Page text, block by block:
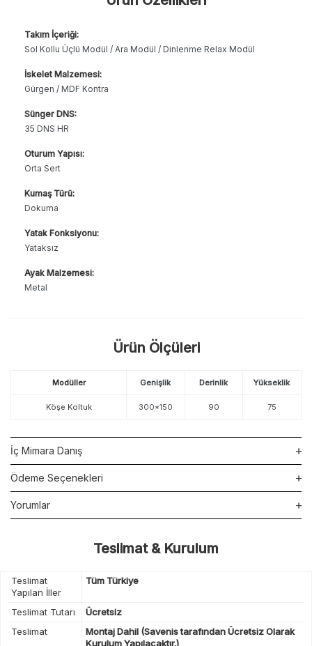
Takım İçeriği:
Sol Kollu Üçlü Modül / Ara Modül / Dinlenme Relax Modül
İskelet Malzemesi:
Gürgen / MDF Kontra
Sünger DNS:
35 DNS HR
Oturum Yapısı:
Orta Sert
Kumaş Türü:
Dokuma
Yatak Fonksiyonu:
Yataksız
Ayak Malzemesi:
Metal
Ürün Ölçüleri
Modüller Genişlik Derinlik Yükseklik
Köşe Koltuk 300*150 90 75
İç Mimara Danış
Ödeme Seçenekleri
Yorumlar
Teslimat & Kurulum
Teslimat
Yapılan İller
Tüm Türkiye
Teslimat Tutarı
Ücretsiz
Teslimat
Montaj Dahil (Savenis tarafından Ücretsiz Olarak
Kurulum Yapılacaktır.)